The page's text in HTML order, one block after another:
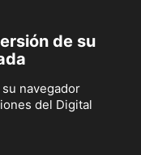
de su
navegador
del Digital